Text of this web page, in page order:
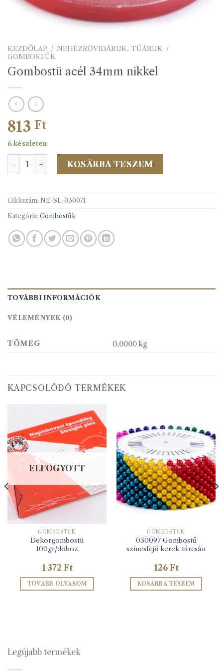
KEZDŐLAP / NEHÉZRÖVIDÁRUK, TŰÁRUK /
GOMBOSTŰK
Gombostü acél 34mm nikkel
813 Ft
6 készleten
Gombostü acél 34mm nikkel mennyiség
KOSÁRBA TESZEM
Cikkszám: NE-SL-030071
Kategória: Gombostűk
TOVÁBBI INFORMÁCIÓK
VÉLEMÉNYEK (0)
TÖMEG 0,0000 kg
KAPCSOLÓDÓ TERMÉKEK
ELFOGYOTT
GOMBOSTŰK
Dekorgombostü
100gr/doboz
1 372 Ft
TOVÁBB OLVASOM
GOMBOSTŰK
030097 Gombostű
szinesfejű kerek tárcsán
126 Ft
KOSÁRBA TESZEM
Legújabb termékek